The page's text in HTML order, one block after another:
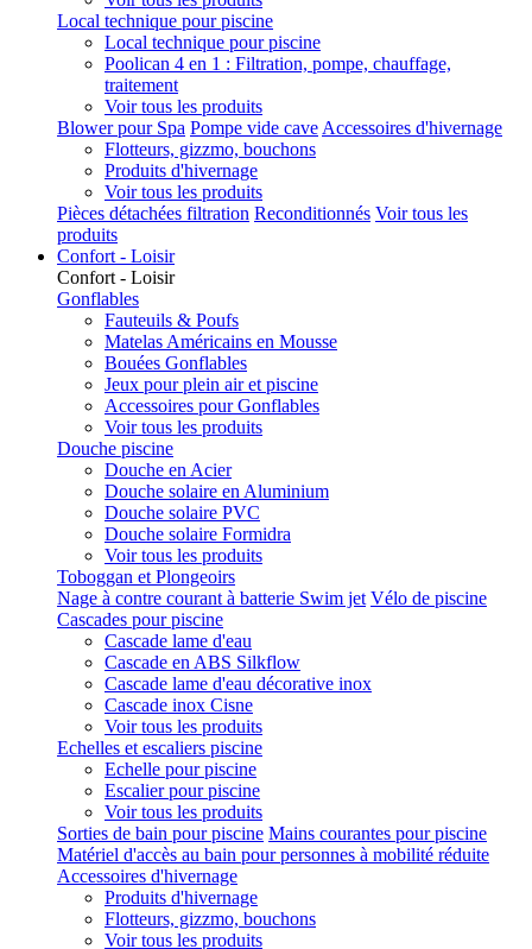
Local technique pour piscine
Local technique pour piscine
Poolican 4 en 1 : Filtration, pompe, chauffage,
traitement
Voir tous les produits
Blower pour Spa Pompe vide cave Accessoires d'hivernage
Flotteurs, gizzmo, bouchons
Produits d'hivernage
Voir tous les produits
Pièces détachées filtration Reconditionnés Voir tous les
produits
Confort - Loisir
Confort - Loisir
Gonflables
Fauteuils & Poufs
Matelas Américains en Mousse
Bouées Gonflables
Jeux pour plein air et piscine
Accessoires pour Gonflables
Voir tous les produits
Douche piscine
Douche en Acier
Douche solaire en Aluminium
Douche solaire PVC
Douche solaire Formidra
Voir tous les produits
Toboggan et Plongeoirs
Nage à contre courant à batterie Swim jet Vélo de piscine
Cascades pour piscine
Cascade lame d'eau
Cascade en ABS Silkflow
Cascade lame d'eau décorative inox
Cascade inox Cisne
Voir tous les produits
Echelles et escaliers piscine
Echelle pour piscine
Escalier pour piscine
Voir tous les produits
Sorties de bain pour piscine Mains courantes pour piscine
Matériel d'accès au bain pour personnes à mobilité réduite
Accessoires d'hivernage
Produits d'hivernage
Flotteurs, gizzmo, bouchons
Voir tous les produits